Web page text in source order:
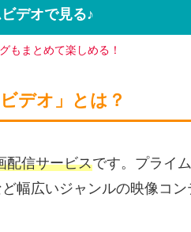
デオで見る♪
もまとめて楽しめる！
デオ」とは？
配信サービスです。プライ
幅広いジャンルの映像コン